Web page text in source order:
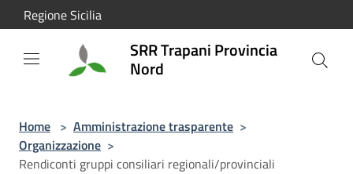
Salta al contenuto principale
Regione Sicilia
SRR Trapani Provincia
Nord
Home > Amministrazione trasparente >
Organizzazione >
Rendiconti gruppi consiliari regionali/provinciali